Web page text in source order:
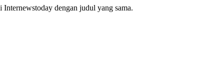
dengan judul yang sama.